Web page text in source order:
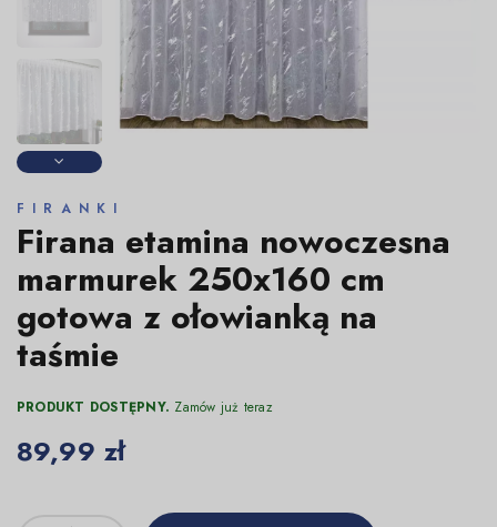
FIRANKI
Firana etamina nowoczesna
marmurek 250x160 cm
gotowa z ołowianką na
taśmie
PRODUKT DOSTĘPNY. Zamów już teraz
89,99 zł